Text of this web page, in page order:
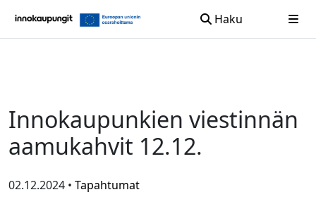
Haku
Innokaupunkien viestinnän
aamukahvit 12.12.
02.12.2024 • Tapahtumat